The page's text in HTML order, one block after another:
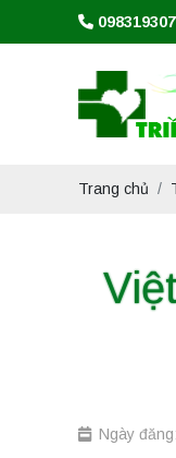
Trang chủ
Ngày